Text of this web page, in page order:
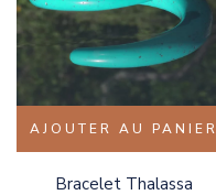
AJOUTER AU PANIER
Bracelet Thalassa